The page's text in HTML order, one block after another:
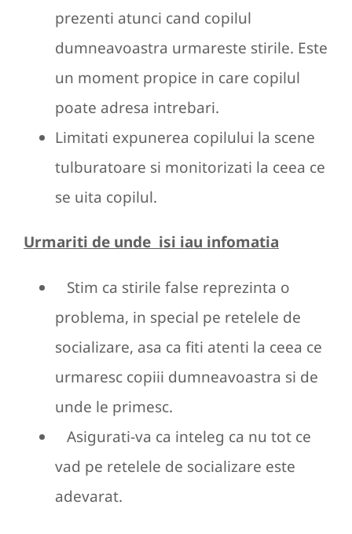
prezenti atunci cand copilul
dumneavoastra urmareste stirile. Este
un moment propice in care copilul
poate adresa intrebari.
Limitati expunerea copilului la scene
tulburatoare si monitorizati la ceea ce
se uita copilul.
Urmariti de unde isi iau infomatia
Stim ca stirile false reprezinta o
problema, in special pe retelele de
socializare, asa ca fiti atenti la ceea ce
urmaresc copiii dumneavoastra si de
unde le primesc.
Asigurati-va ca inteleg ca nu tot ce
vad pe retelele de socializare este
adevarat.